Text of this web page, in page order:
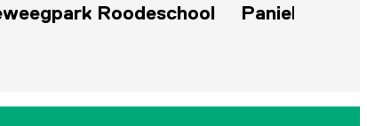
Paniek